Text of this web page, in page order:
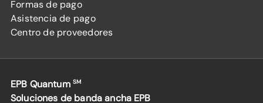
Formas de pago
Asistencia de pago
Centro de proveedores
EPB Quantum SM
Soluciones de banda ancha EPB